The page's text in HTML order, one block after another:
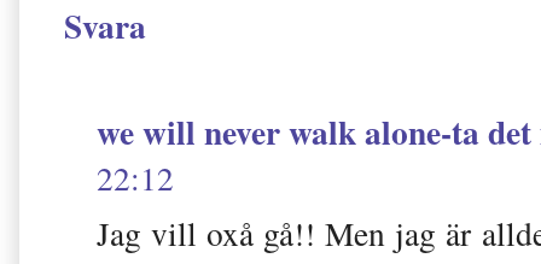
Svara
we will never walk alone-ta
22:12
Jag vill oxå gå!! Men jag är